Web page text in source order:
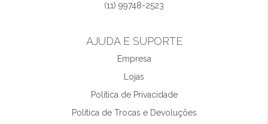
(11) 99748-2523
AJUDA E SUPORTE
Empresa
Lojas
Política de Privacidade
Política de Trocas e Devoluções